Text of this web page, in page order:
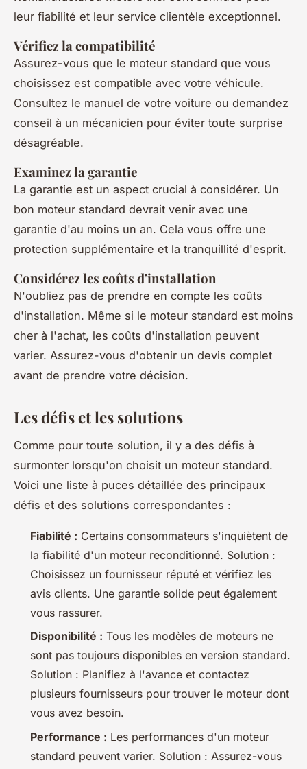
leur fiabilité et leur service clientèle exceptionnel.
Vérifiez la compatibilité
Assurez-vous que le moteur standard que vous
choisissez est compatible avec votre véhicule.
Consultez le manuel de votre voiture ou demandez
conseil à un mécanicien pour éviter toute surprise
désagréable.
Examinez la garantie
La garantie est un aspect crucial à considérer. Un
bon moteur standard devrait venir avec une
garantie d'au moins un an. Cela vous offre une
protection supplémentaire et la tranquillité d'esprit.
Considérez les coûts d'installation
N'oubliez pas de prendre en compte les coûts
d'installation. Même si le moteur standard est moins
cher à l'achat, les coûts d'installation peuvent
varier. Assurez-vous d'obtenir un devis complet
avant de prendre votre décision.
Les défis et les solutions
Comme pour toute solution, il y a des défis à
surmonter lorsqu'on choisit un moteur standard.
Voici une liste à puces détaillée des principaux
défis et des solutions correspondantes :
Fiabilité : Certains consommateurs s'inquiètent de
la fiabilité d'un moteur reconditionné. Solution :
Choisissez un fournisseur réputé et vérifiez les
avis clients. Une garantie solide peut également
vous rassurer.
Disponibilité : Tous les modèles de moteurs ne
sont pas toujours disponibles en version standard.
Solution : Planifiez à l'avance et contactez
plusieurs fournisseurs pour trouver le moteur dont
vous avez besoin.
Performance : Les performances d'un moteur
standard peuvent varier. Solution : Assurez-vous